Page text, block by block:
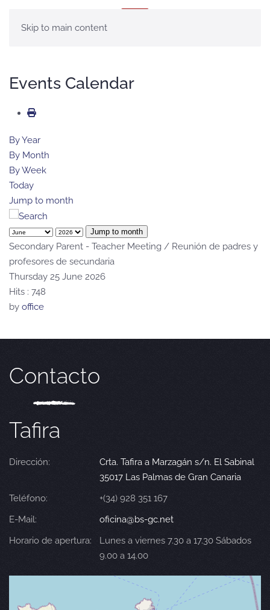
Skip to main content
Events Calendar
By Year
By Month
By Week
Today
Jump to month
Jump to month
Secondary Parent - Teacher Meeting / Reunión de padres y
profesores de secundaria
Thursday 25 June 2026
Hits : 748
by office
Contacto
Tafira
Dirección:
Crta. Tafira a Marzagán s/n. El Sabinal
35017 Las Palmas de Gran Canaria
Teléfono:
+(34) 928 351 167
E-Mail:
oficina@bs-gc.net
Horario de apertura:
Lunes a viernes 7.30 a 17.30 Sábados
9.00 a 14.00